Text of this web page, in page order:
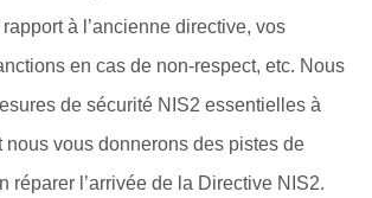
à l’ancienne directive, vos
en cas de non-respect, etc. Nous
de sécurité NIS2 essentielles à
nous vous donnerons des pistes de
réparer l’arrivée de la Directive NIS2.